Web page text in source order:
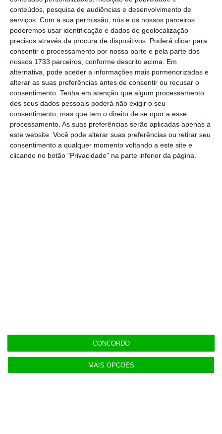
conteúdos, pesquisa de audiências e desenvolvimento de
serviços. Com a sua permissão, nós e os nossos parceiros
poderemos usar identificação e dados de geolocalização
precisos através da procura de dispositivos. Poderá clicar para
consentir o processamento por nossa parte e pela parte dos
nossos 1733 parceiros, conforme descrito acima. Em
alternativa, pode aceder a informações mais pormenorizadas e
alterar as suas preferências antes de consentir ou recusar o
consentimento. Tenha em atenção que algum processamento
dos seus dados pessoais poderá não exigir o seu
consentimento, mas que tem o direito de se opor a esse
processamento. As suas preferências serão aplicadas apenas a
este website. Você pode alterar suas preferências ou retirar seu
consentimento a qualquer momento voltando a este site e
clicando no botão "Privacidade" na parte inferior da página.
MAIS OPÇÕES
CONCORDO
Quanto é que vai custar ao
Orçamento do Estado a
descida do IVA dos bens
essenciais para 0%?
6 de 9
A descida do IVA das 44 categorias de produtos de
bens alimentares da taxa reduzida de 6% para 0%
custará cerca de 460 milhões de euros por um
período de seis meses.
Newsletters
Receba gratuitamente informação económica de